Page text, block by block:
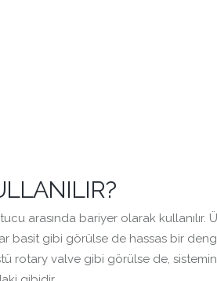
arasında bariyer olarak kullanılır.
basit gibi görülse de hassas bir
rotary valve gibi görülse de,